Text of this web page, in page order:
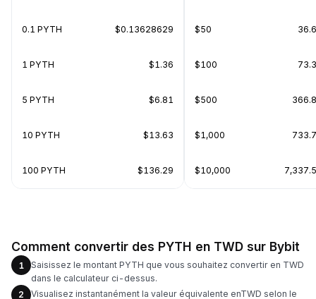
0.1 PYTH $0.13628629
1 PYTH $1.36
5 PYTH $6.81
10 PYTH $13.63
100 PYTH $136.29
$50
$100
$500
$1,000
$10,000
Comment convertir des PYTH en TWD sur Bybit
1
Saisissez le montant PYTH que vous souhaitez convertir en TWD
dans le calculateur ci-dessus.
2
Visualisez instantanément la valeur équivalente enTWD selon le